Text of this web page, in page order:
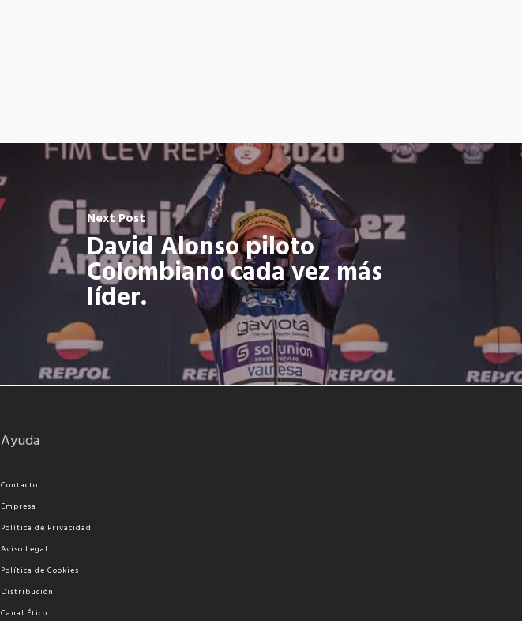
Next Post
David Alonso piloto
Colombiano cada vez más
líder.
Ayuda
Contacto
Empresa
Política de Privacidad
Aviso Legal
Política de Cookies
Distribución
Canal Ético